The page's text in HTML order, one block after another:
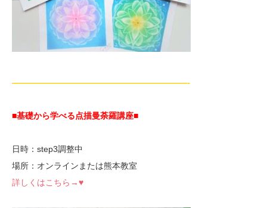
—————————————————————-
■基礎から学べる点描曼荼羅講座■
日時：step3調整中
場所：オンラインまたは熊本教室
詳しくはこちら→♥